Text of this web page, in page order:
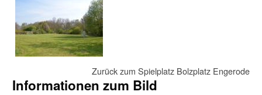
Zurück zum Spielplatz Bolzplatz Engerode
Informationen zum Bild